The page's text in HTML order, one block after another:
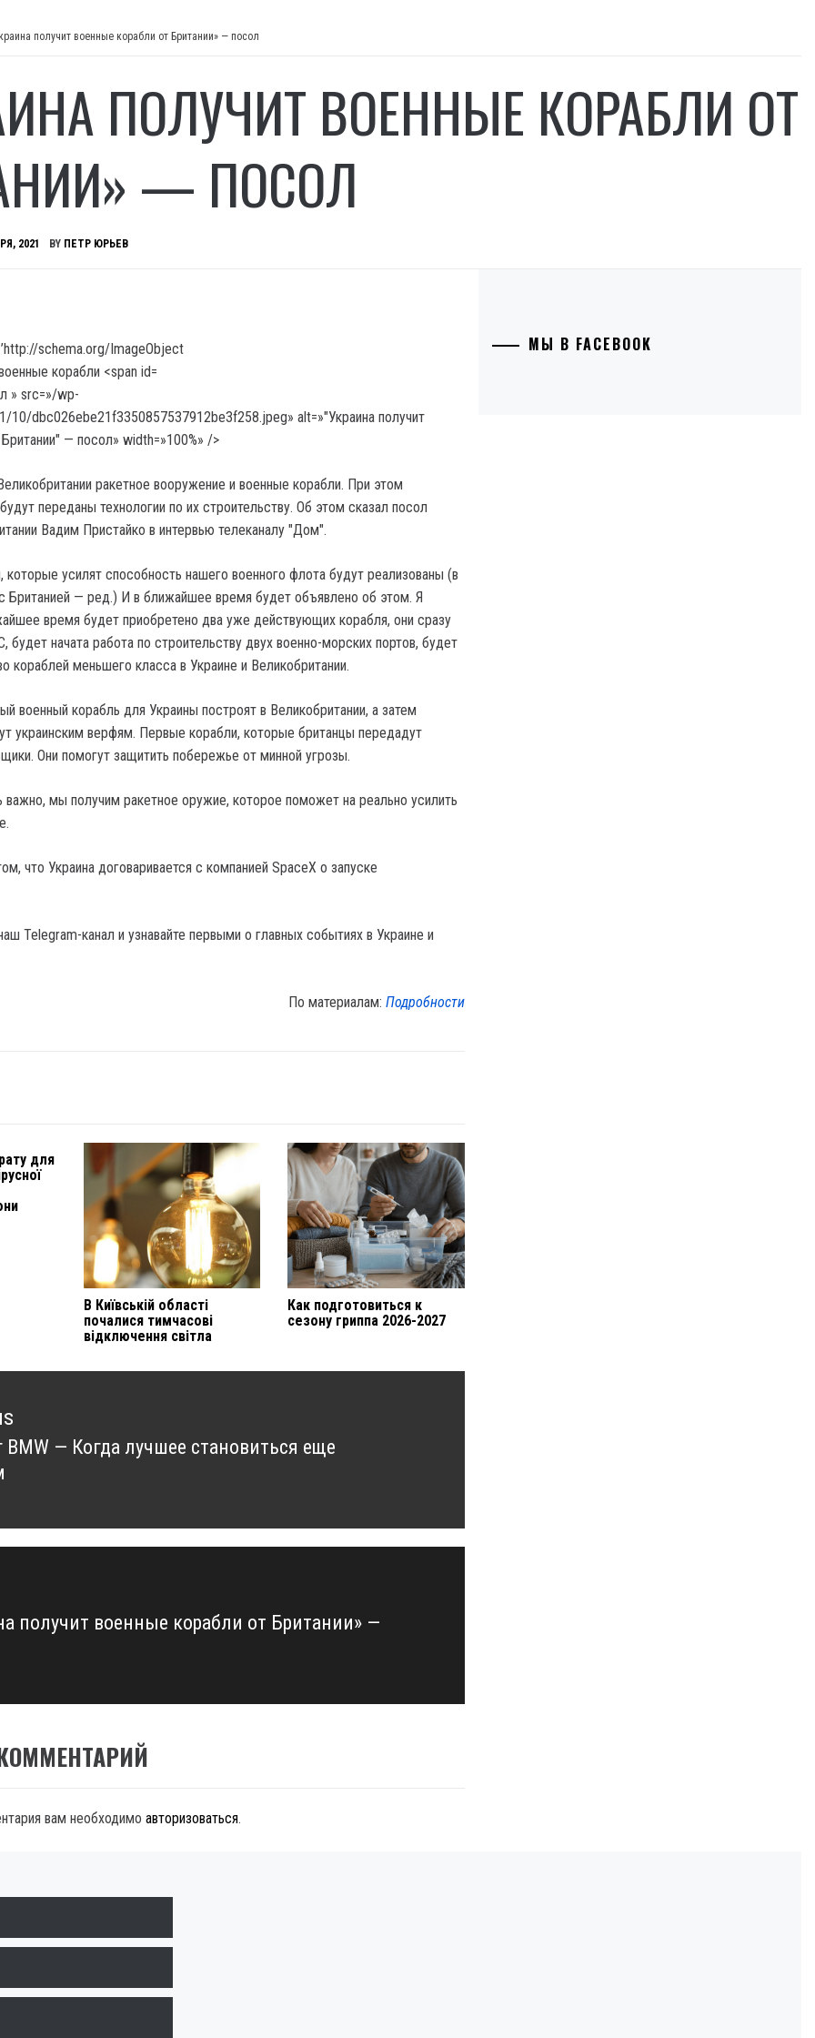
получит военные корабли от Британии» — посол
ПОЛУЧИТ ВОЕННЫЕ КОРАБЛИ ОТ
— ПОСОЛ
2021 BY ПЕТР ЮРЬЕВ
schema.org/ImageObject
» src=»/wp-
10/dbc026ebe21f3350857537912be3f258.jpeg» alt=»"Украина получит
— посол» width=»100%» />
ракетное вооружение и военные корабли. При этом
переданы технологии по их строительству. Об этом сказал посол
Вадим Пристайко в интервью телеканалу "Дом".
которые усилят способность нашего военного флота будут реализованы (в
Британией — ред.) И в ближайшее время будет объявлено об этом. Я
время будет приобретено два уже действующих корабля, они сразу
будет начата работа по строительству двух военно-морских портов, будет
кораблей меньшего класса в Украине и Великобритании.
военный корабль для Украины построят в Великобритании, а затем
украинским верфям. Первые корабли, которые британцы передадут
Они помогут защитить побережье от минной угрозы.
важно, мы получим ракетное оружие, которое поможет на реально усилить
что Украина договаривается с компанией SpaceX о запуске
Telegram-канал и узнавайте первыми о главных событиях в Украине и
По материалам:Подробности
для
В Київській області
почалися тимчасові
відключення світла
Как подготовиться к
сезону гриппа 2026-2027
— Когда лучшее становиться еще
получит военные корабли от Британии» —
вам необходимо авторизоваться.
МЫ В FACEBOOK